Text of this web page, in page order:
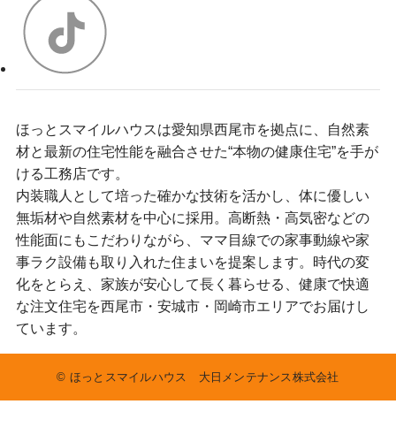
ほっとスマイルハウスは愛知県西尾市を拠点に、自然素
材と最新の住宅性能を融合させた“本物の健康住宅”を手が
ける工務店です。
内装職人として培った確かな技術を活かし、体に優しい
無垢材や自然素材を中心に採用。高断熱・高気密などの
性能面にもこだわりながら、ママ目線での家事動線や家
事ラク設備も取り入れた住まいを提案します。時代の変
化をとらえ、家族が安心して長く暮らせる、健康で快適
な注文住宅を西尾市・安城市・岡崎市エリアでお届けし
ています。
© ほっとスマイルハウス 大日メンテナンス株式会社